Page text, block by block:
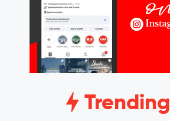
Trending